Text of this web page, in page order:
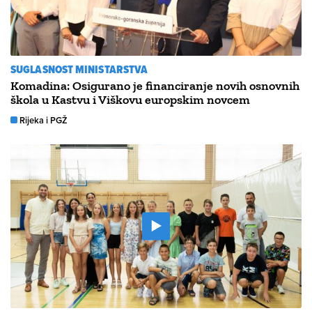
SUGLASNOST MINISTARSTVA
Komadina: Osigurano je financiranje novih osnovnih
škola u Kastvu i Viškovu europskim novcem
Rijeka i PGŽ